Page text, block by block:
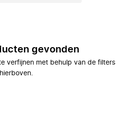
gevonden
verfijnen met behulp van de filters
hierboven.